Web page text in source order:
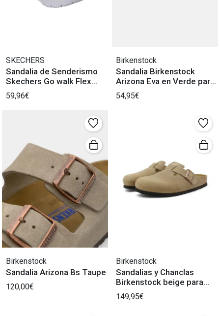
SKECHERS
Sandalia de Senderismo
Skechers Go walk Flex
para Hombre
59,96€
Birkenstock
Sandalia Birkenstock
Arizona Eva en Verde para
Hombre
54,95€
Birkenstock
Sandalia Arizona Bs Taupe
120,00€
Birkenstock
Sandalias y Chanclas
Birkenstock beige para
Hombre.
149,95€